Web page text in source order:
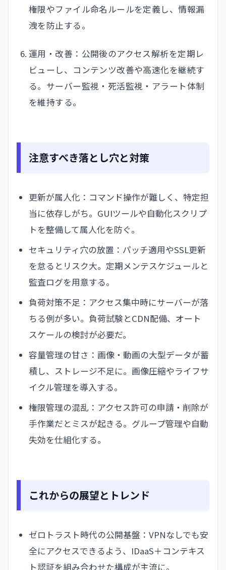
権限やファイル命名ルールを定義し、情報漏
洩を防止する。
運用・改善：公開後のアクセス解析を定期レ
ビューし、コンテンツ改善や高速化を継続す
る。サーバー監視・死活監視・アラート体制
を維持する。
注意すべき落とし穴と対策
更新が属人化：コマンド操作が難しく、特定担
当に依存しがち。GUIツールや自動化スクリプ
トを整備して属人化を防ぐ。
セキュリティ穴の放置：パッチ適用やSSL更新
を怠るとリスク大。定期メンテスケジュールと
監査ログを用意する。
負荷対策不足：アクセス集中時にサーバーが落
ちる例が多い。負荷試験とCDN配備、オート
スケールの検討が必要だ。
容量管理の甘さ：画像・動画の大型データが蓄
積し、ストレージ不足に。画像圧縮やライフサ
イクル管理を導入する。
権限管理の混乱：アクセス許可の申請・削除が
手作業だとミスが起きる。グループ管理や自動
失効を仕組化する。
これからの展望とトレンド
ゼロトラスト時代の公開基盤：VPNなしでも安
全にアクセスできるよう、IDaaS＋コンテキス
ト認証を組み合わせた構成が主流に。